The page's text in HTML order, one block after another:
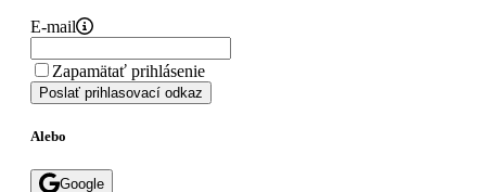
E-mail
Zapamätať prihlásenie
Poslať prihlasovací odkaz
Alebo
Google